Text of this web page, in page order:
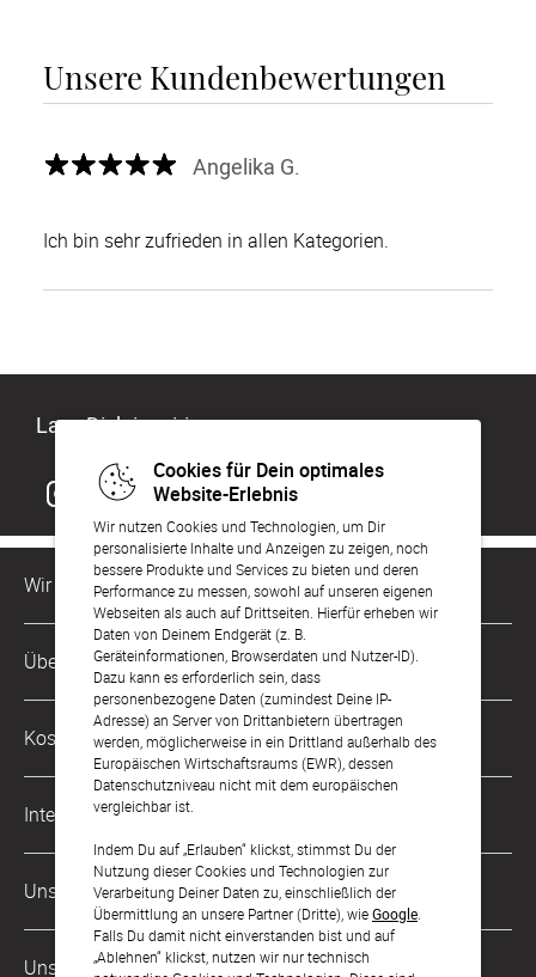
Cookies für Dein optimales
Website-Erlebnis
Wir nutzen Cookies und Technologien, um Dir
personalisierte Inhalte und Anzeigen zu zeigen, noch
bessere Produkte und Services zu bieten und deren
Performance zu messen, sowohl auf unseren eigenen
Webseiten als auch auf Drittseiten. Hierfür erheben wir
Daten von Deinem Endgerät (z. B.
Geräteinformationen, Browserdaten und Nutzer-ID).
Dazu kann es erforderlich sein, dass
personenbezogene Daten (zumindest Deine IP-
Adresse) an Server von Drittanbietern übertragen
werden, möglicherweise in ein Drittland außerhalb des
Europäischen Wirtschaftsraums (EWR), dessen
Datenschutzniveau nicht mit dem europäischen
vergleichbar ist.
Indem Du auf „Erlauben“ klickst, stimmst Du der
Nutzung dieser Cookies und Technologien zur
Verarbeitung Deiner Daten zu, einschließlich der
Übermittlung an unsere Partner (Dritte), wieGoogle
Falls Du damit nicht einverstanden bist und auf
„Ablehnen“ klickst, nutzen wir nur technisch
Unsere Kundenbewertungen
Angelika G.
Ich bin sehr zufrieden in allen Kategorien.
Lass Dich inspirieren
Wir sind für Dich da
Kundenservice-Hotline
0221 956 725 10
Mo. - Fr. von 9 bis 17 Uhr
kontakt@sendmoments.de
Über Uns
Philosophie
Karriere
Impressum
AGB & Widerrufsrecht
Zahlung & Versand
Datenschutz
Kostenlose Services
Musterkarten
Digitale Fotoalben
Digitale Gästelisten
FAQ & Hilfe
International
Österreich
Schweiz
Frankreich
Unsere Zahlungsarten
Unsere Partner